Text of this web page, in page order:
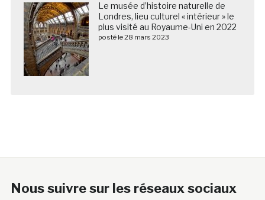
Le musée d’histoire naturelle de
Londres, lieu culturel « intérieur » le
plus visité au Royaume-Uni en 2022
posté le 28 mars 2023
Nous suivre sur les réseaux sociaux